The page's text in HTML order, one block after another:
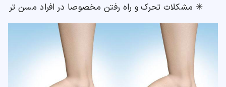
✳ مشکلات تحرک و راه رفتن مخصوصا در افراد مسن تر